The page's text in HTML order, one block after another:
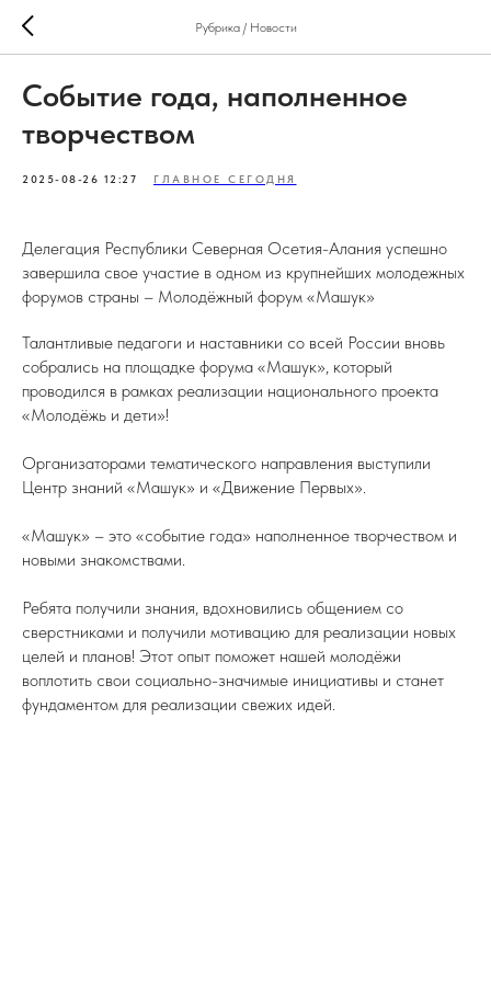
Рубрика / Новости
Событие года, наполненное
творчеством
2025-08-26 12:27 ГЛАВНОЕ СЕГОДНЯ
Делегация Республики Северная Осетия-Алания успешно
завершила свое участие в одном из крупнейших молодежных
форумов страны – Молодёжный форум «Машук»
Талантливые педагоги и наставники со всей России вновь
собрались на площадке форума «Машук», который
проводился в рамках реализации национального проекта
«Молодёжь и дети»!
Организаторами тематического направления выступили
Центр знаний «Машук» и «Движение Первых».
«Машук» – это «событие года» наполненное творчеством и
новыми знакомствами.
Ребята получили знания, вдохновились общением со
сверстниками и получили мотивацию для реализации новых
целей и планов! Этот опыт поможет нашей молодёжи
воплотить свои социально-значимые инициативы и станет
фундаментом для реализации свежих идей.